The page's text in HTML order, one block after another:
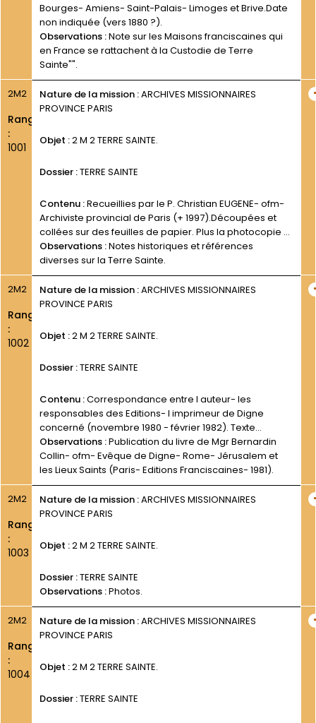
Bourges- Amiens- Saint-Palais- Limoges et Brive.Date
non indiquée (vers 1880 ?).
Observations :Note sur les Maisons franciscaines qui
en France se rattachent à la Custodie de Terre
Sainte"".
2M2
Rang
:
1001
Nature de la mission :ARCHIVES MISSIONNAIRES
PROVINCE PARIS
Objet :2 M 2 TERRE SAINTE.
Dossier :TERRE SAINTE
Contenu :Recueillies par le P. Christian EUGENE- ofm-
Archiviste provincial de Paris (+ 1997).Découpées et
collées sur des feuilles de papier. Plus la photocopie d
une page de notes.
Observations :Notes historiques et références
diverses sur la Terre Sainte.
2M2
Rang
:
1002
Nature de la mission :ARCHIVES MISSIONNAIRES
PROVINCE PARIS
Objet :2 M 2 TERRE SAINTE.
Dossier :TERRE SAINTE
Contenu :Correspondance entre l auteur- les
responsables des Editions- l imprimeur de Digne
concerné (novembre 1980 - février 1982). Texte
dactylographié du livre- accompagné d une courte
lettre de Mgr Collin (25
Observations :Publication du livre de Mgr Bernardin
Collin- ofm- Evêque de Digne- Rome- Jérusalem et
les Lieux Saints (Paris- Editions Franciscaines- 1981).
2M2
Rang
:
1003
Nature de la mission :ARCHIVES MISSIONNAIRES
PROVINCE PARIS
Objet :2 M 2 TERRE SAINTE.
Dossier :TERRE SAINTE
Observations :Photos.
2M2
Rang
:
1004
Nature de la mission :ARCHIVES MISSIONNAIRES
PROVINCE PARIS
Objet :2 M 2 TERRE SAINTE.
Dossier :TERRE SAINTE